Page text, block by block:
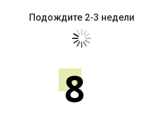
Подождите 2-3 недели
8